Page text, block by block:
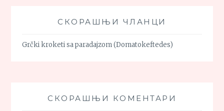
СКОРАШЊИ ЧЛАНЦИ
Grčki kroketi sa paradajzom (Domatokeftedes)
СКОРАШЊИ КОМЕНТАРИ